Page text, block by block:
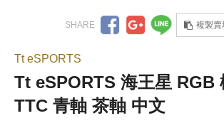
複製賣
Tt eSPORTS
Tt eSPORTS 海王星 RGB
TTC 青軸 茶軸 中文